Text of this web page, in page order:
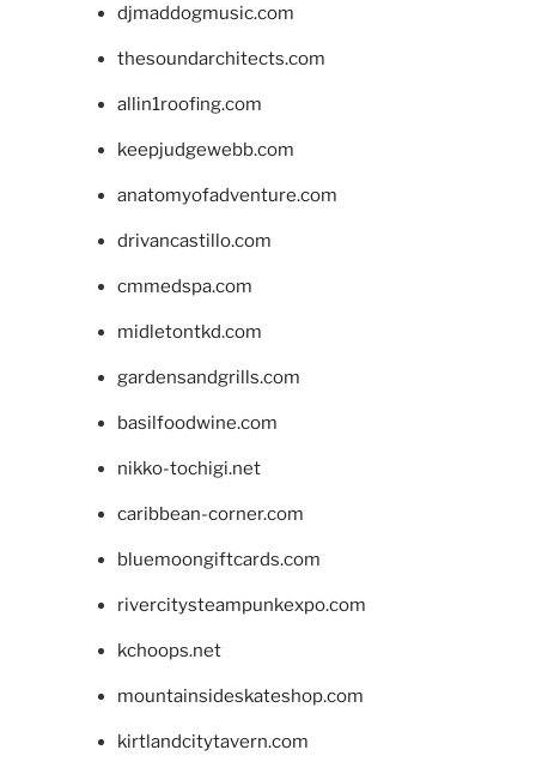
djmaddogmusic.com
thesoundarchitects.com
allin1roofing.com
keepjudgewebb.com
anatomyofadventure.com
drivancastillo.com
cmmedspa.com
midletontkd.com
gardensandgrills.com
basilfoodwine.com
nikko-tochigi.net
caribbean-corner.com
bluemoongiftcards.com
rivercitysteampunkexpo.com
kchoops.net
mountainsideskateshop.com
kirtlandcitytavern.com